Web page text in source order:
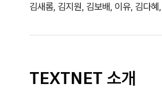
김새롬, 김지원, 김보배, 이유, 김다
TEXTNET 소개